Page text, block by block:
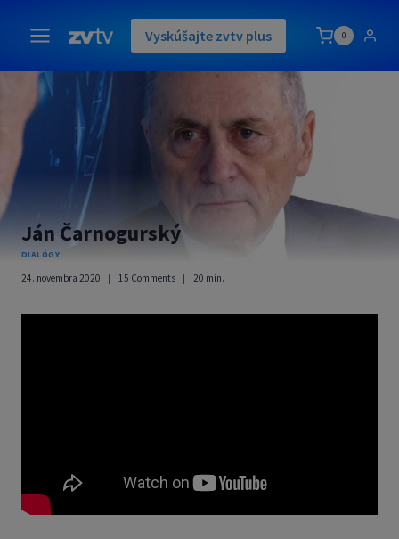
content
Vyskúšajte zvtv plus 0
Ján Čarnogurský
DIALÓGY
24. novembra 2020 15 Comments 20 min.